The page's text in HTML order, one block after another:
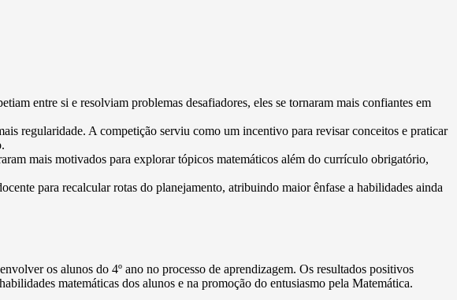
entre si e resolviam problemas desafiadores, eles se tornaram mais confiantes em
regularidade. A competição serviu como um incentivo para revisar conceitos e praticar
mais motivados para explorar tópicos matemáticos além do currículo obrigatório,
para recalcular rotas do planejamento, atribuindo maior ênfase a habilidades ainda
os alunos do 4º ano no processo de aprendizagem. Os resultados positivos
matemáticas dos alunos e na promoção do entusiasmo pela Matemática.